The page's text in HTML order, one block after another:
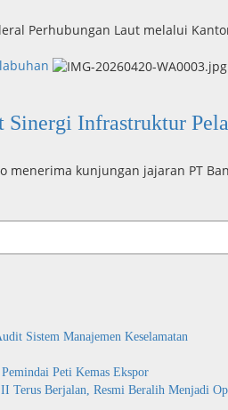
Perhubungan Laut melalui
Infrastruktur
kunjungan jajaran PT
Sistem Manajemen Keselamatan
Peti Kemas Ekspor
Terus Berjalan, Resmi Beralih Menjadi